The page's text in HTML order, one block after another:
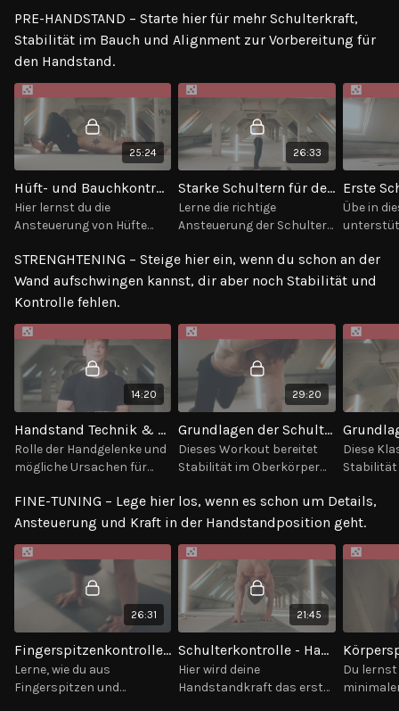
PRE-HANDSTAND – Starte hier für mehr Schulterkraft,
Stabilität im Bauch und Alignment zur Vorbereitung für
den Handstand.
25:24
Hüft- und Bauchkontrolle für den Handstand
Hier lernst du die
Ansteuerung von Hüfte
zu sein. Verstehe in Ruhe,
wie es sich später im
Handstand anfühlen wird.
26:33
Starke Schultern für den Handstand
Lerne die richtige
Ansteuerung der Schulter
sein & viel
Körperspannung halten
Übe in
auf
erste
STRENGHTENING – Steige hier ein, wenn du schon an der
Wand aufschwingen kannst, dir aber noch Stabilität und
Kontrolle fehlen.
14:20
Handstand Technik & Theorie 1
Rolle der Handgelenke und
mögliche Ursachen für
Winkeln für einen freien
Handstand &
Handstand.
29:20
Grundlagen der Schulterkontrolle - Handstand Workout
Dieses Workout bereitet
Stabilität im Oberkörper
Wand vor und schafft die
Grundlagen für späteres
Diese
Stabilität
vor und
Fine-
FINE-TUNING – Lege hier los, wenn es schon um Details,
Ansteuerung und Kraft in der Handstandposition geht.
26:31
Fingerspitzenkontrolle - Handstand Workout
Lerne, wie du aus
Fingerspitzen und
21:45
Schulterkontrolle - Handstand Workout
Hier wird deine
Handstandkraft das erste
Du